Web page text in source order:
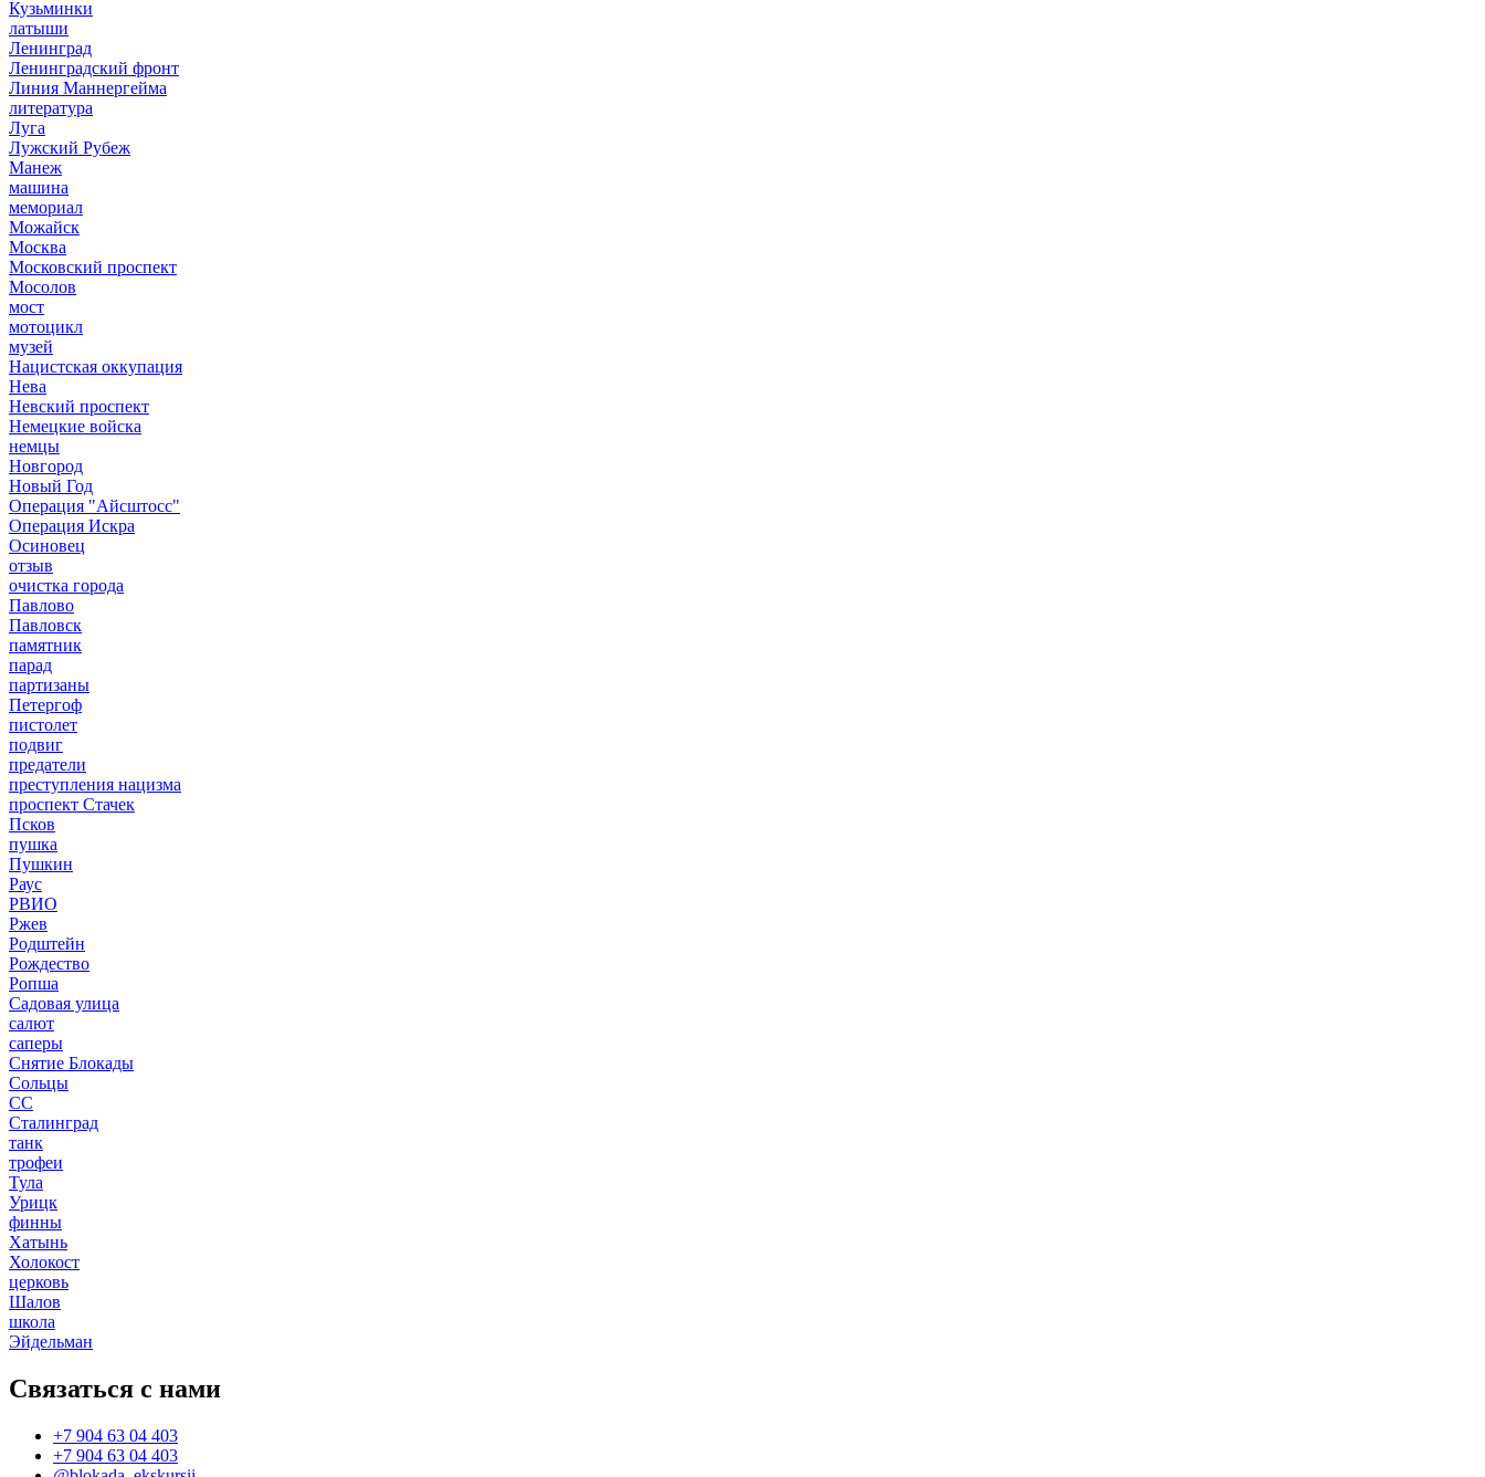
Кузьминки
латыши
Ленинград
Ленинградский фронт
Линия Маннергейма
литература
Луга
Лужский Рубеж
Манеж
машина
мемориал
Можайск
Москва
Московский проспект
Мосолов
мост
мотоцикл
музей
Нацистская оккупация
Нева
Невский проспект
Немецкие войска
немцы
Новгород
Новый Год
Операция "Айсштосс"
Операция Искра
Осиновец
отзыв
очистка города
Павлово
Павловск
памятник
парад
партизаны
Петергоф
пистолет
подвиг
предатели
преступления нацизма
проспект Стачек
Псков
пушка
Пушкин
Раус
РВИО
Ржев
Родштейн
Рождество
Ропша
Садовая улица
салют
саперы
Снятие Блокады
Сольцы
СС
Сталинград
танк
трофеи
Тула
Урицк
финны
Хатынь
Холокост
церковь
Шалов
школа
Эйдельман
Связаться с нами
+7 904 63 04 403
+7 904 63 04 403